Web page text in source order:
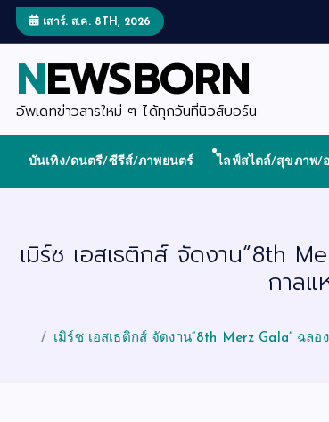
t
เสาร์. ส.ค. 8TH, 2026
NEWSBORN
อัพเดทข่าวสารใหม่ ๆ ได้ทุกวันที่นิวส์บอร์น
บันเทิง/ดนตรี/ซีรีส์/ภาพยนตร์ ไลฟ์สไตล์/สุขภาพ/
เมิร์ซ เอสเธติกส์ จัดงาน“8th
กาลแ
เมิร์ซ เอสเธติกส์ จัดงาน“8th Merz Gala” ฉ